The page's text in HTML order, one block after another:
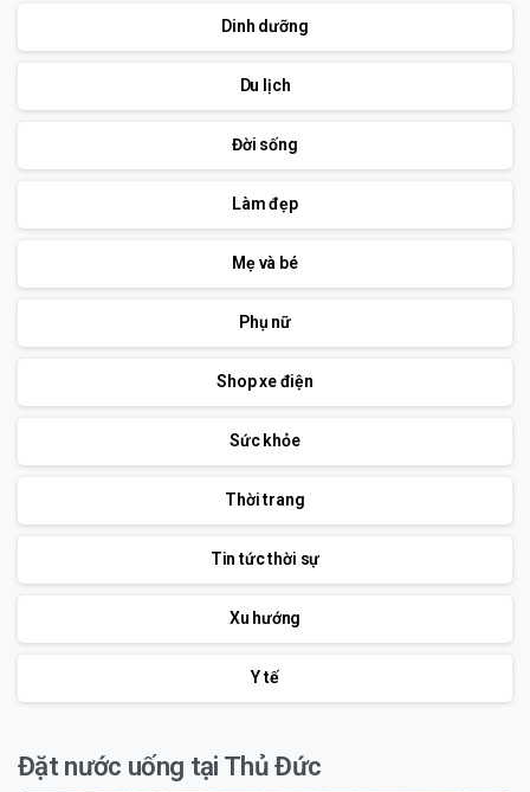
Dinh dưỡng
Du lịch
Đời sống
Làm đẹp
Mẹ và bé
Phụ nữ
Shop xe điện
Sức khỏe
Thời trang
Tin tức thời sự
Xu hướng
Y tế
Đặt nước uống tại Thủ Đức